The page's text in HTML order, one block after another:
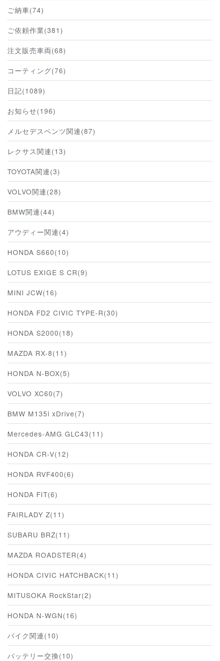
ご納車(74)
ご依頼作業(381)
注文販売車両(68)
コーティング(76)
日記(1089)
お知らせ(196)
メルセデスベンツ関連(87)
レクサス関連(13)
TOYOTA関連(3)
VOLVO関連(28)
BMW関連(44)
アウディー関連(4)
HONDA S660(10)
LOTUS EXIGE S CR(9)
MINI JCW(16)
HONDA FD2 CIVIC TYPE-R(30)
HONDA S2000(18)
MAZDA RX-8(11)
HONDA N-BOX(5)
VOLVO XC60(7)
BMW M135i xDrive(7)
Mercedes-AMG GLC43(11)
HONDA CR-V(12)
HONDA RVF400(6)
HONDA FIT(6)
FAIRLADY Z(11)
SUBARU BRZ(11)
MAZDA ROADSTER(4)
HONDA CIVIC HATCHBACK(11)
MITUSOKA RockStar(2)
HONDA N-WGN(16)
バイク関連(10)
バッテリー交換(10)